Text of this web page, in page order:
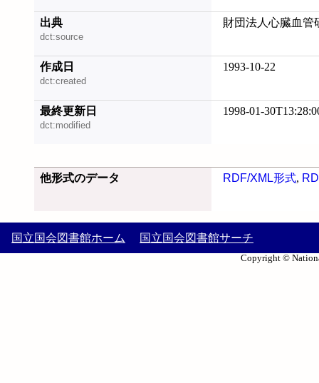
出典
dct:source
財団法人心臓血管
作成日
dct:created
1993-10-22
最終更新日
dct:modified
1998-01-
他形式のデータ RDF/XML形式,
国立国会図書館ホーム 国立国会図書館サーチ
Copyright ©